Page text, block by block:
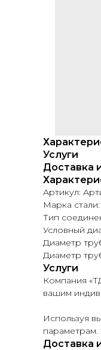
Услуги
Доставка
Артикул:
Марка
Тип
Условный
Диаметр
Диаметр
Услуги
Компания
вашим
Используя
Доставка